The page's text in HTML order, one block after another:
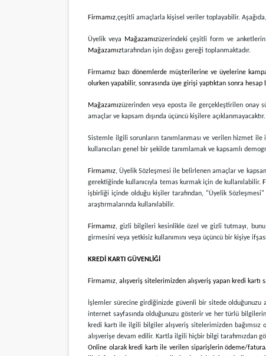
Firmamız,çeşitli amaçlarla kişisel veriler toplayabilir.
Üyelik veya Mağazamızüzerindeki çeşitli form ve
Mağazamıztarafından işin doğası gereği toplanmaktadır.
Firmamız bazı dönemlerde müşterilerine ve üyelerine
olurken yapabilir, sonrasında üye girişi yaptıktan sonra
Mağazamızüzerinden veya eposta ile gerçekleştirilen onay
amaçlar ve kapsam dışında üçüncü kişilere açıklanmayacaktır.
Sistemle ilgili sorunların tanımlanması ve verilen hizmet ile
kullanıcıları genel bir şekilde tanımlamak ve kapsamlı
Firmamız, Üyelik Sözleşmesi ile belirlenen amaçlar ve
gerektiğinde kullanıcıyla temas kurmak için de kullanılabilir.
işbirliği içinde olduğu kişiler tarafından, "Üyelik
araştırmalarında kullanılabilir.
Firmamız, gizli bilgileri kesinlikle özel ve gizli tutmayı, bunu
girmesini veya yetkisiz kullanımını veya üçüncü bir kişiye
KREDİ KARTI GÜVENLİĞİ
Firmamız, alışveriş sitelerimizden alışveriş yapan kredi
İşlemler sürecine girdiğinizde güvenli bir sitede olduğunuzu
internet sayfasında olduğunuzu gösterir ve her türlü
kredi kartı ile ilgili bilgiler alışveriş sitelerimizden bağımsız
alışverişe devam edilir. Kartla ilgili hiçbir bilgi tarafımızdan
Online olarak kredi kartı ile verilen siparişlerin ödeme/